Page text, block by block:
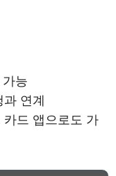
능
연계
카드 앱으로도 가